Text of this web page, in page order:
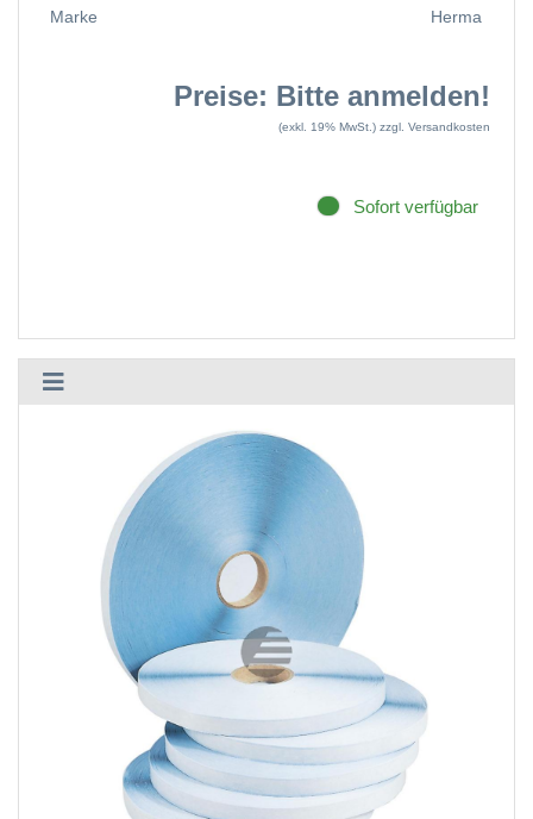
Marke Herma
Preise: Bitte anmelden!
(exkl. 19% MwSt.) zzgl. Versandkosten
Sofort verfügbar